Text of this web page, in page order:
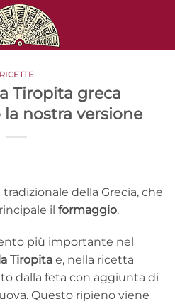
RICETTE
Tiropita greca
nostra versione
della Grecia, che
il formaggio.
più importante nel
Tiropita e, nella ricetta
dalla feta con aggiunta di
Questo ripieno viene